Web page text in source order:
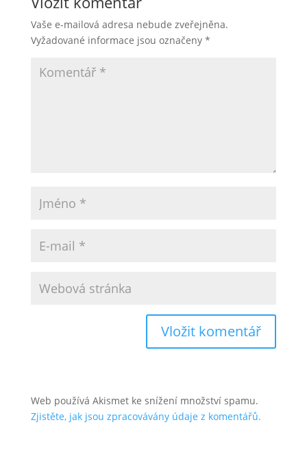
Vaše e-mailová adresa nebude zveřejněna.
Vyžadované informace jsou označeny *
Web používá Akismet ke snížení množství spamu.
Zjistěte, jak jsou zpracovávány údaje z komentářů.